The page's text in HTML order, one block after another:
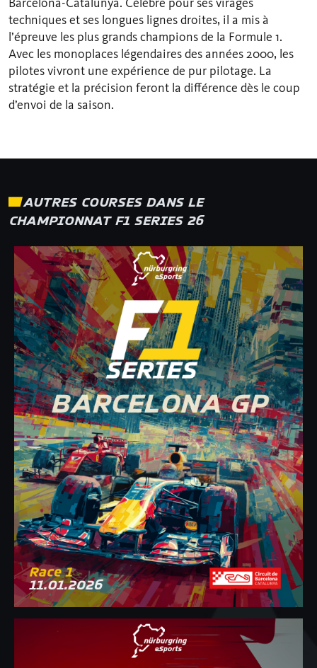
techniques et ses longues lignes droites, il a mis à
l’épreuve les plus grands champions de la Formule 1.
Avec les monoplaces légendaires des années 2000, les
pilotes vivront une expérience de pur pilotage. La
stratégie et la précision feront la différence dès le coup
d’envoi de la saison.
AUTRES COURSES DANS LE
CHAMPIONNAT F1 SERIES 26